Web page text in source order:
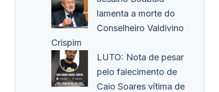
lamenta a morte do
Conselheiro Valdivino
Crispim
LUTO: Nota de pesar
pelo falecimento de
Caio Soares vítima de